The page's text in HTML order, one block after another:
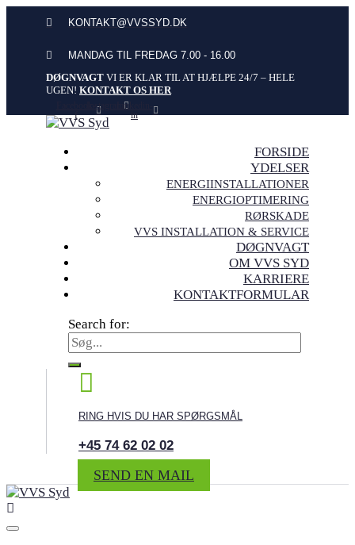
KONTAKT@VVSSYD.DK
MANDAG TIL FREDAG 7.00 - 16.00
DØGNVAGT VI ER KLAR TIL AT HJÆLPE 24/7 – HELE
UGEN! KONTAKT OS HER
f
Instagram Linkedin-
in
FORSIDE
YDELSER
ENERGIINSTALLATIONER
ENERGIOPTIMERING
RØRSKADE
VVS INSTALLATION & SERVICE
DØGNVAGT
OM VVS SYD
KARRIERE
KONTAKTFORMULAR
Search for:
RING HVIS DU HAR SPØRGSMÅL
+45 74 62 02 02
SEND EN MAIL